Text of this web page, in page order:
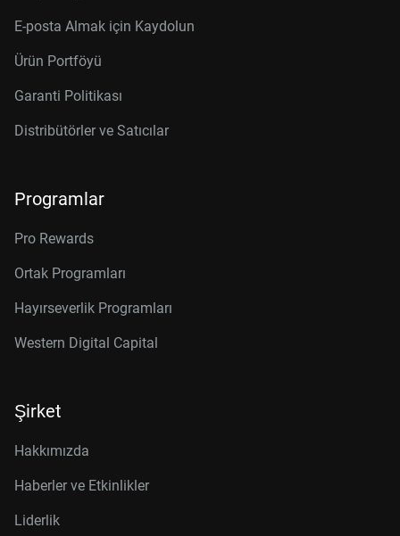
E-posta Almak için Kaydolun
Ürün Portföyü
Garanti Politikası
Distribütörler ve Satıcılar
Programlar
Pro Rewards
Ortak Programları
Hayırseverlik Programları
Western Digital Capital
Şirket
Hakkımızda
Haberler ve Etkinlikler
Liderlik